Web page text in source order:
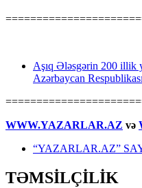
Aşıq Ələsgərin 200 illik
Azərbaycan
WWW.YAZARLAR.AZ və
“YAZARLAR.AZ”
TƏMSİLÇİLİK